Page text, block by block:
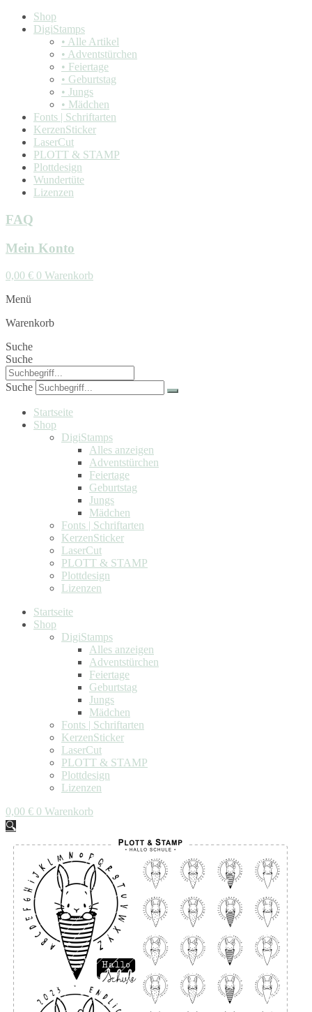
Shop
DigiStamps
• Alle Artikel
• Adventstürchen
• Feiertage
• Geburtstag
• Jungs
• Mädchen
Fonts | Schriftarten
KerzenSticker
LaserCut
PLOTT & STAMP
Plottdesign
Wundertüte
Lizenzen
FAQ
Mein Konto
0,00 € 0 Warenkorb
Menü
Warenkorb
Suche
Suche
Suche
Startseite
Shop
DigiStamps
Alles anzeigen
Adventstürchen
Feiertage
Geburtstag
Jungs
Mädchen
Fonts | Schriftarten
KerzenSticker
LaserCut
PLOTT & STAMP
Plottdesign
Lizenzen
Startseite
Shop
DigiStamps
Alles anzeigen
Adventstürchen
Feiertage
Geburtstag
Jungs
Mädchen
Fonts | Schriftarten
KerzenSticker
LaserCut
PLOTT & STAMP
Plottdesign
Lizenzen
0,00 € 0 Warenkorb
🔍